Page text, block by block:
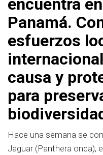
encuentra
Panamá.
esfuerzos
causa y
para
Hace una semana se
Jaguar (Panthera onca),